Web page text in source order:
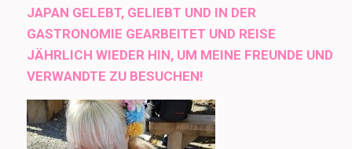
JAPAN GELEBT, GELIEBT UND IN DER
GASTRONOMIE GEARBEITET UND REISE
JÄHRLICH WIEDER HIN, UM MEINE FREUNDE UND
VERWANDTE ZU BESUCHEN!